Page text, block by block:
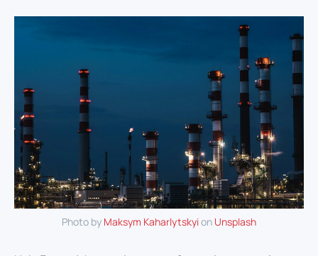
Photo by Maksym Kaharlytskyion Unsplash